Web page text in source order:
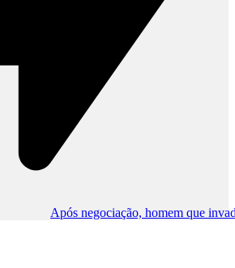
Após negociação, homem que invadiu